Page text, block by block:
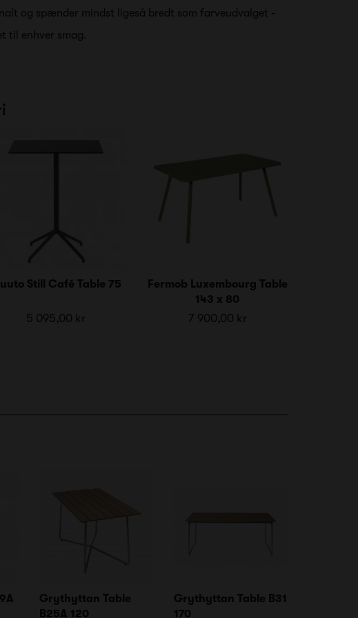
og spænder mindst ligeså bredt som farveudvalget -
til enhver smag.
Still Café Table 75
5 095,00 kr
Fermob Luxembourg Table
143 x 80
7 900,00 kr
Grythyttan Table
B25A 120
Grythyttan Table B31
170